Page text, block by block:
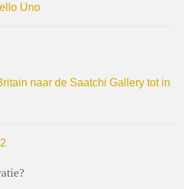
Uno
naar de Saatchi Gallery tot in